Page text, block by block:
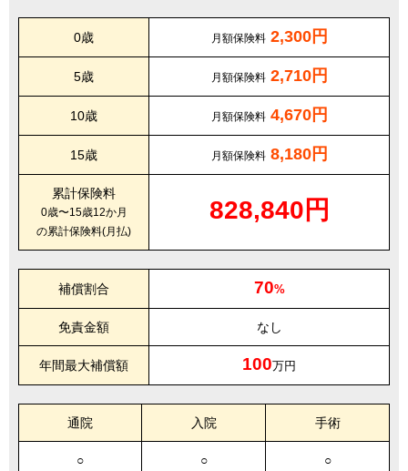
0歳 月額保険料 2,300円
5歳 月額保険料 2,710円
10歳 月額保険料 4,670円
15歳 月額保険料 8,180円
累計保険料
0歳〜15歳12か月
の累計保険料(月払)
828,840円
補償割合 70%
免責金額 なし
年間最大補償額 100万円
通院 入院 手術
○ ○ ○